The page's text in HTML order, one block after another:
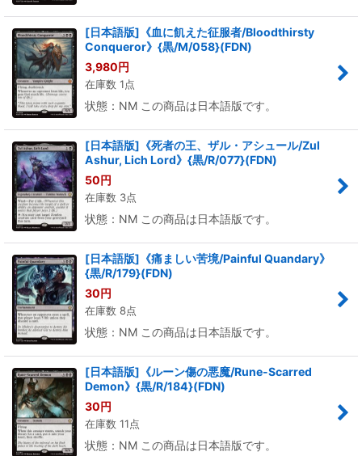
[日本語版]《血に飢えた征服者/Bloodthirsty
Conqueror》{黒/M/058}(FDN)
3,980円
在庫数 1点
状態：NM この商品は日本語版です。
[日本語版]《死者の王、ザル・アシュール/Zul
Ashur, Lich Lord》{黒/R/077}(FDN)
50円
在庫数 3点
状態：NM この商品は日本語版です。
[日本語版]《痛ましい苦境/Painful Quandary》
{黒/R/179}(FDN)
30円
在庫数 8点
状態：NM この商品は日本語版です。
[日本語版]《ルーン傷の悪魔/Rune-Scarred
Demon》{黒/R/184}(FDN)
30円
在庫数 11点
状態：NM この商品は日本語版です。